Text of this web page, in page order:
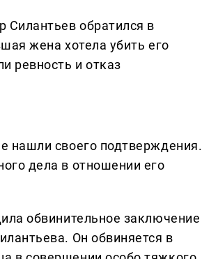
Силантьев обратился в
жена хотела убить его
ревность и отказ
нашли своего подтверждения.
дела в отношении его
обвинительное заключение
Он обвиняется в